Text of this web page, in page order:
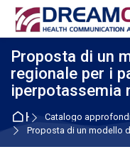
Skip to navigation
Skip to login form
Vai al contenuto principale
Skip to footer
Proposta di un
regionale per i
iperpotassemia
HomeCatalogo